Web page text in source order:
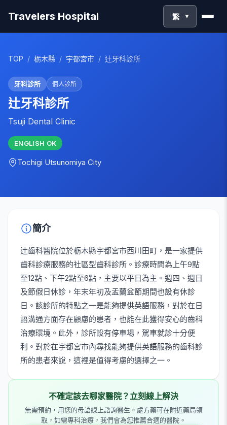
Travelers Hospital 繁 ▼
TOP / 栃木縣 / 宇都宮市 / 辻牙科診所
牙科診所 個人診所
辻牙科診所
Tsuji Dental Clinic
ENGLISH OK
Tochigi Utsunomiya City
簡介
辻齒科醫院位於栃木縣宇都宮市西川田町，是一家提供
齒科診療服務的社區型齒科診所。診療時間為上午9點
至12點、下午2點至6點，主要以平日為主。週四、週日
及節假日休診，年末年初及盂蘭盆節期間也設有休診
日。該診所的特點之一是能夠提供英語服務，對於在日
語溝通方面存在顧慮的患者，也能在此獲得安心的齒科
治療環境。此外，診所設有停車場，駕車就診十分便
利。對於在宇都宮市內尋找能夠提供英語服務的齒科診
所的患者來說，這裡是值得考慮的選擇之一。
不確定該去哪家醫院？立刻線上解決
無需預約，用您的母語線上諮詢醫生。處方藥可在附近藥局領
取，如需專科治療，我們會為您推薦合適的醫院。